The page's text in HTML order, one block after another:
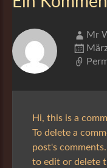
Mr
Hi, this is a
To delete a
post's
to edit or delete